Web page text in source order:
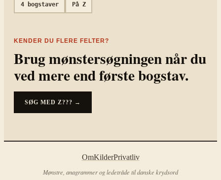
4bogstaver På Z
KENDER DU FLERE FELTER?
Brug mønstersøgningen når du
ved mere end første bogstav.
SØG MED Z??? →
OmKilderPrivatliv
Mønstre, anagrammer og ledetråde til danske krydsord